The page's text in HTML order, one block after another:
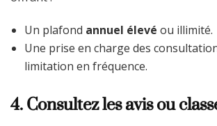
Un plafond annuel élevé ou illimité.
Une prise en charge des
limitation en fréquence.
4. Consultez les avis ou